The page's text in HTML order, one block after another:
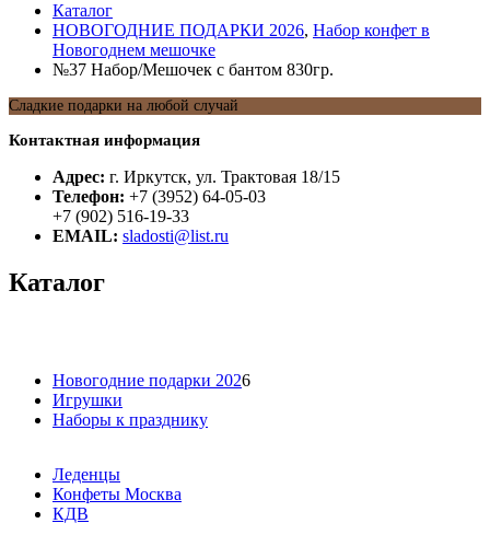
Каталог
НОВОГОДНИЕ ПОДАРКИ 2026, Набор конфет в
Новогоднем мешочке
№37 Набор/Мешочек с бантом 830гр.
Сладкие подарки на любой случай
Контактная информация
Адрес: г. Иркутск, ул. Трактовая 18/15
Телефон: +7 (3952) 64-05-03
+7 (902) 516-19-33
EMAIL: sladosti@list.ru
Каталог
Новогодние подарки 2026
Игрушки
Наборы к празднику
Леденцы
Конфеты Москва
КДВ